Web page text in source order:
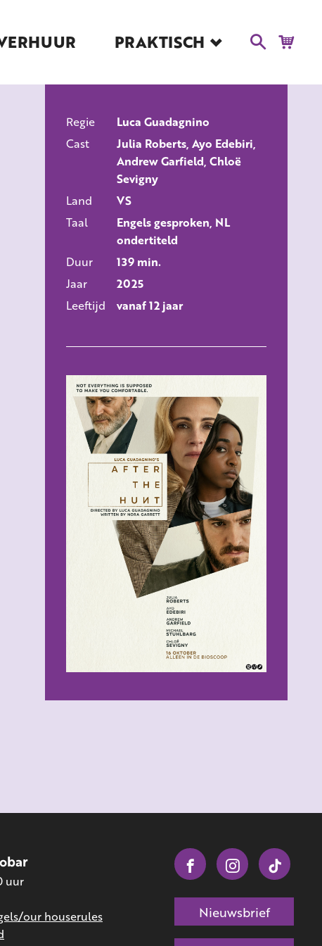
PRAKTISCH
Blog
Educatie
Kaartverkoop en
Tarieven
Over Het Ketelhuis
Vacatures
ALLE FILMS
Regie
Luca Guadagnino
Cast
Julia Roberts, Ayo Edebiri,
Andrew Garfield, Chloë
Sevigny
Land
VS
Taal
Engels gesproken, NL
ondertiteld
Duur
139 min.
Jaar
2025
Leeftijd
vanaf 12 jaar
uur
our houserules
Nieuwsbrief